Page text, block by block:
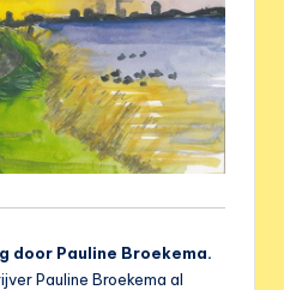
door Pauline Broekema.
Pauline Broekema al